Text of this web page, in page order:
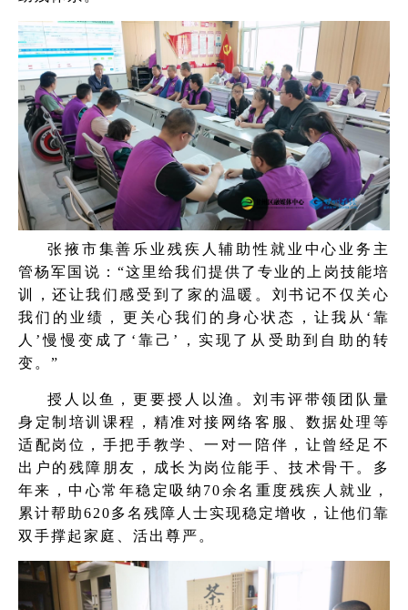
张掖市集善乐业残疾人辅助性就业中心业务主
管杨军国说：“这里给我们提供了专业的上岗技能培
训，还让我们感受到了家的温暖。刘书记不仅关心
我们的业绩，更关心我们的身心状态，让我从‘靠
人’慢慢变成了‘靠己’，实现了从受助到自助的转
变。”
授人以鱼，更要授人以渔。刘韦评带领团队量
身定制培训课程，精准对接网络客服、数据处理等
适配岗位，手把手教学、一对一陪伴，让曾经足不
出户的残障朋友，成长为岗位能手、技术骨干。多
年来，中心常年稳定吸纳70余名重度残疾人就业，
累计帮助620多名残障人士实现稳定增收，让他们靠
双手撑起家庭、活出尊严。